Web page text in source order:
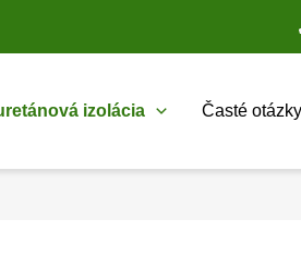
izolácia Časté otázky